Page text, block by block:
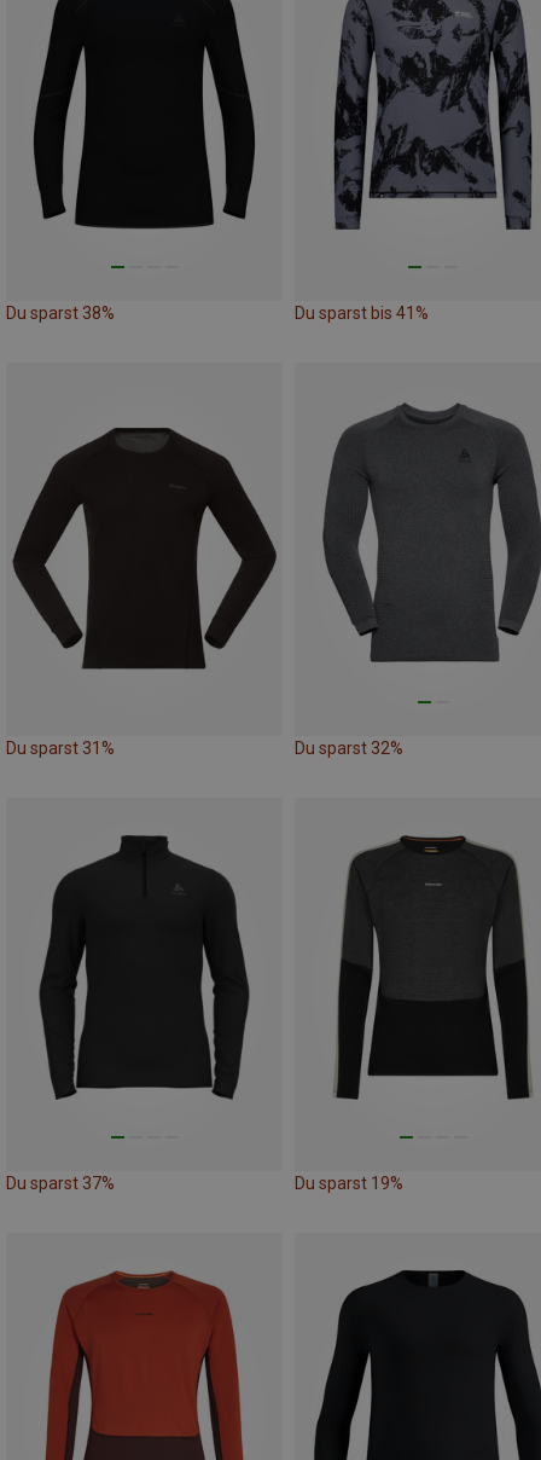
Du sparst 38% Du sparst bis 41%
Du sparst 31% Du sparst 32%
Du sparst 37% Du sparst 19%